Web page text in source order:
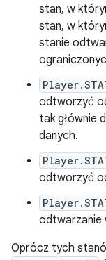
stan, w
stan, w
stanie
odtworzyć
tak głównie
danych.
odtworzyć
odtwarzanie
Oprócz tych